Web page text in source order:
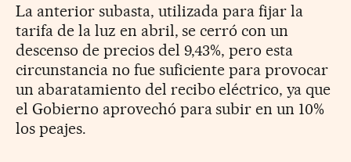
La anterior subasta, utilizada para fijar la
tarifa de la luz en abril, se cerró con un
descenso de precios del 9,43%, pero esta
circunstancia no fue suficiente para provocar
un abaratamiento del recibo eléctrico, ya que
el Gobierno aprovechó para subir en un 10%
los peajes.